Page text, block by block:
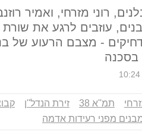
רוני מזרחי, ואמיר
עוזבים לרגע את שורת
- מצבם הרעוע של
בסכנה
10:24
תמ''א 38 זירת הנדל''ן
מבנים מפני רעידות אדמה